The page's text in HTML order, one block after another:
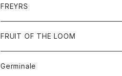
Tシャツ
靴
アクセサリー
バッグ
FREYRS
サングラス
FRUIT OF THE LOOM
アウター
Germinale